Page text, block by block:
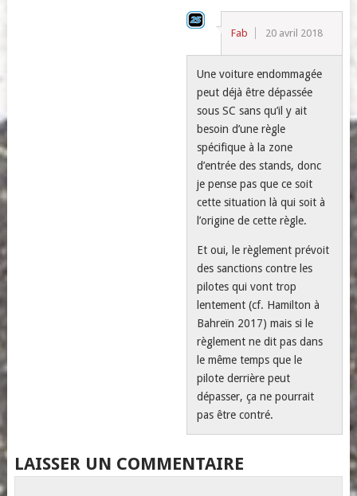
Fab 20 avril 2018
Une voiture endommagée
peut déjà être dépassée
sous SC sans qu’il y ait
besoin d’une règle
spécifique à la zone
d’entrée des stands, donc
je pense pas que ce soit
cette situation là qui soit à
l’origine de cette règle.
Et oui, le règlement prévoit
des sanctions contre les
pilotes qui vont trop
lentement (cf. Hamilton à
Bahreïn 2017) mais si le
règlement ne dit pas dans
le même temps que le
pilote derrière peut
dépasser, ça ne pourrait
pas être contré.
LAISSER UN COMMENTAIRE